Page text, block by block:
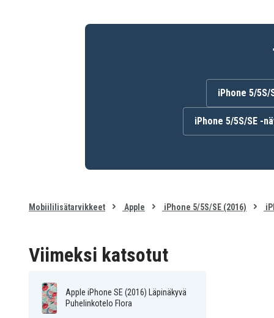
iPhone 5/
iPhone 5/5S/SE -
Mobiililisätarvikkeet Apple iPhone 5/5S/SE (2016)
Viimeksi katsotut
Apple iPhone SE (2016) Läpinäkyvä
Puhelinkotelo Flora